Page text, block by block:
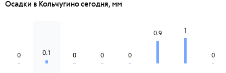
Осадки в Кольчугино сегодня, мм
0 0.1 0 0 0
0.9 1
0